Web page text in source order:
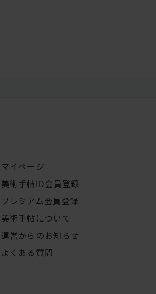
マイページ
美術手帖ID会員登録
プレミアム会員登録
美術手帖について
運営からのお知らせ
よくある質問